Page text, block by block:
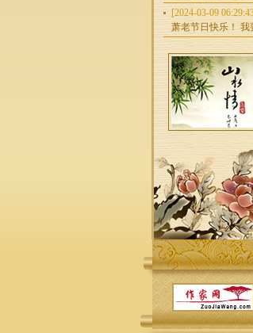
[2024-03-09
萧老节日快乐！ 我